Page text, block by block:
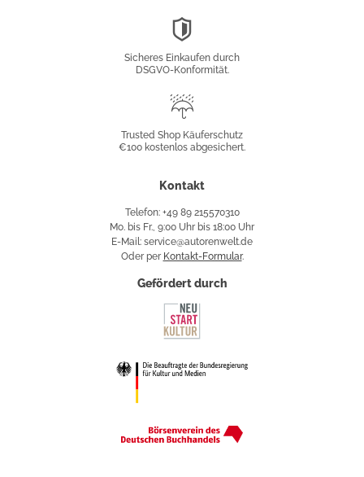
Sicheres Einkaufen durch
DSGVO-Konformität.
Käuferschutz
Trusted Shop Käuferschutz
€100 kostenlos abgesichert.
Kontakt
Telefon: +49 89 215570310
Mo. bis Fr., 9:00 Uhr bis 18:00 Uhr
E-Mail: service@autorenwelt.de
Oder per Kontakt-Formular.
Gefördert durch